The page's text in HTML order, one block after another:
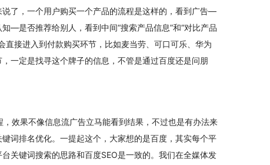
了，一个用户购买一个产品的流程是这样的，看到广告—
是否推荐给别人，看到中间“搜索产品信息”和“对比产品
接进入到付款购买环节，比如麦当劳、可口可乐、华为
一定是找寻这个牌子的信息，不管是通过百度还是问朋
果不像信息流广告立马能看到结果，不过也是有办法来
词排名优化。一提起这个，大家想的是百度，其实每个平
关键词搜索的思路和百度SEO是一致的。我们在全媒体发